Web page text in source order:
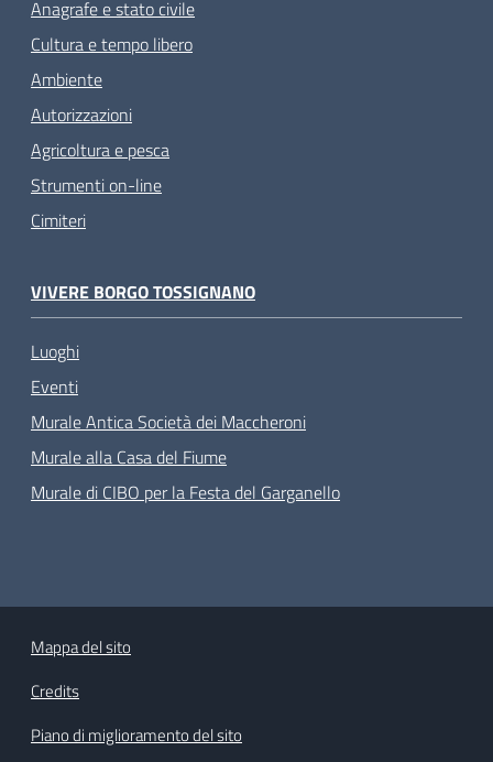
Anagrafe e stato civile
Cultura e tempo libero
Ambiente
Autorizzazioni
Agricoltura e pesca
Strumenti on-line
Cimiteri
VIVERE BORGO TOSSIGNANO
Luoghi
Eventi
Murale Antica Società dei Maccheroni
Murale alla Casa del Fiume
Murale di CIBO per la Festa del Garganello
Mappa del sito
Credits
Piano di miglioramento del sito